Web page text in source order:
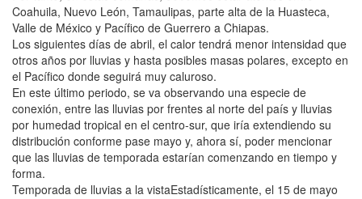
Coahuila, Nuevo León, Tamaulipas, parte alta de la Huasteca,
Valle de México y Pacífico de Guerrero a Chiapas.
Los siguientes días de abril, el calor tendrá menor intensidad que
otros años por lluvias y hasta posibles masas polares, excepto en
el Pacífico donde seguirá muy caluroso.
En este último periodo, se va observando una especie de
conexión, entre las lluvias por frentes al norte del país y lluvias
por humedad tropical en el centro-sur, que iría extendiendo su
distribución conforme pase mayo y, ahora sí, poder mencionar
que las lluvias de temporada estarían comenzando en tiempo y
forma.
Temporada de lluvias a la vistaEstadísticamente, el 15 de mayo